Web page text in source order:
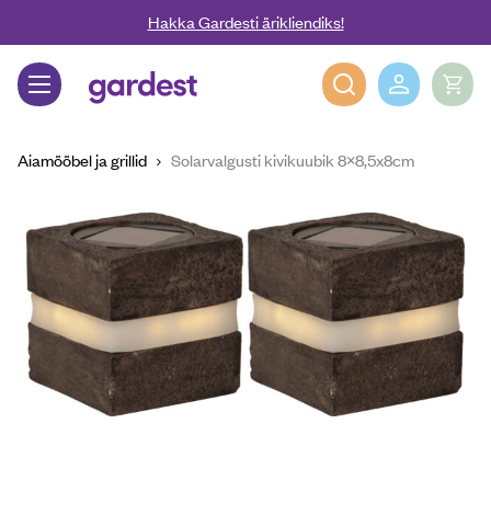
Liigu edasi põhisisu juurdeHakka Gardesti ärikliendiks!
Gardest
Aiamööbel ja grillid Solarvalgusti kivikuubik 8×8,5x8cm